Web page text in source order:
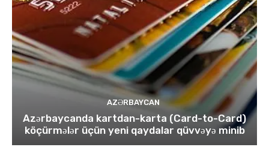
AZƏRBAYCAN
Azərbaycanda kartdan-karta (Card-to-Card)
köçürmələr üçün yeni qaydalar qüvvəyə minib